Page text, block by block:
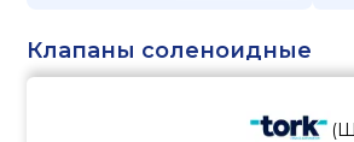
Клапаны соленоидные
(